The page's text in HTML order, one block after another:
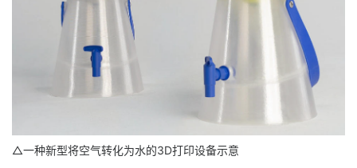
△一种新型将空气转化为水的3D打印设备示意